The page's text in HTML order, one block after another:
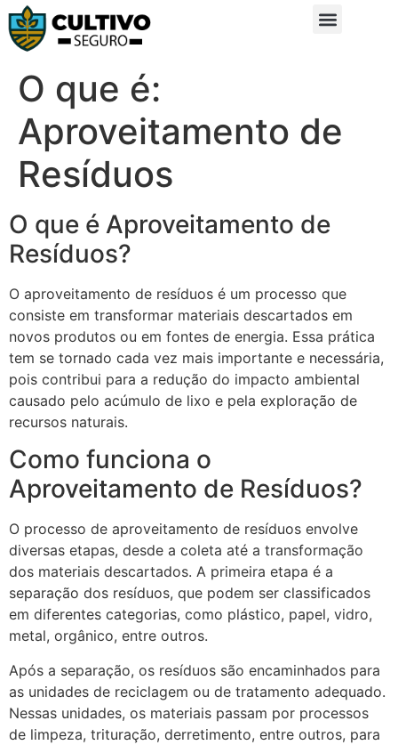
O que é:
Aproveitamento de
Resíduos
O que é Aproveitamento de
Resíduos?
O aproveitamento de resíduos é um processo que
consiste em transformar materiais descartados em
novos produtos ou em fontes de energia. Essa prática
tem se tornado cada vez mais importante e necessária,
pois contribui para a redução do impacto ambiental
causado pelo acúmulo de lixo e pela exploração de
recursos naturais.
Como funciona o
Aproveitamento de Resíduos?
O processo de aproveitamento de resíduos envolve
diversas etapas, desde a coleta até a transformação
dos materiais descartados. A primeira etapa é a
separação dos resíduos, que podem ser classificados
em diferentes categorias, como plástico, papel, vidro,
metal, orgânico, entre outros.
Após a separação, os resíduos são encaminhados para
as unidades de reciclagem ou de tratamento adequado.
Nessas unidades, os materiais passam por processos
de limpeza, trituração, derretimento, entre outros, para